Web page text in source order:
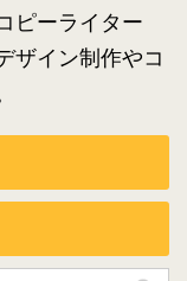
ピーライター
ザイン制作やコ